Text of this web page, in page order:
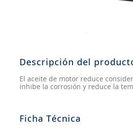
Descripción del
El aceite de motor reduce
inhibe la corrosión y reduce la